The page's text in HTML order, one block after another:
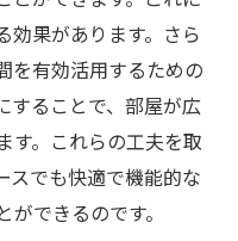
効果があります。さら
を有効活用するための
することで、部屋が広
す。これらの工夫を取
スでも快適で機能的な
できるのです。